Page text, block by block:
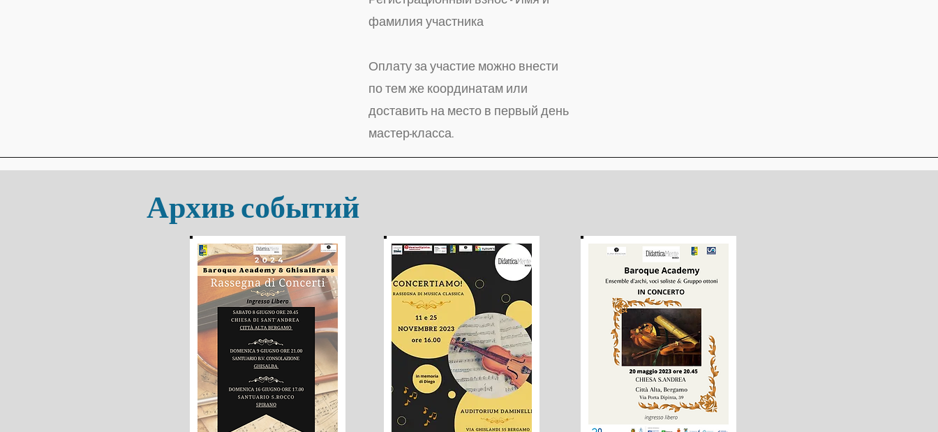
фамилия участника
Оплату за участие можно внести
по тем же координатам или
доставить на место в первый день
мастер-класса.
Архив событий